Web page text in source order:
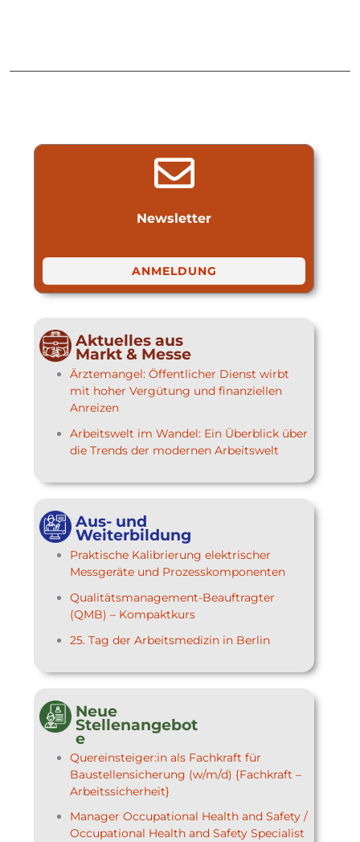
Newsletter
ANMELDUNG
Aktuelles aus
Markt & Messe
Ärztemangel: Öffentlicher Dienst wirbt
mit hoher Vergütung und finanziellen
Anreizen
Arbeitswelt im Wandel: Ein Überblick über
die Trends der modernen Arbeitswelt
Aus- und
Weiterbildung
Praktische Kalibrierung elektrischer
Messgeräte und Prozesskomponenten
Qualitätsmanagement-Beauftragter
(QMB) – Kompaktkurs
25. Tag der Arbeitsmedizin in Berlin
Neue
Stellenangebot
e
Quereinsteiger:in als Fachkraft für
Baustellensicherung (w/m/d) {Fachkraft –
Arbeitssicherheit}
Manager Occupational Health and Safety /
Occupational Health and Safety Specialist